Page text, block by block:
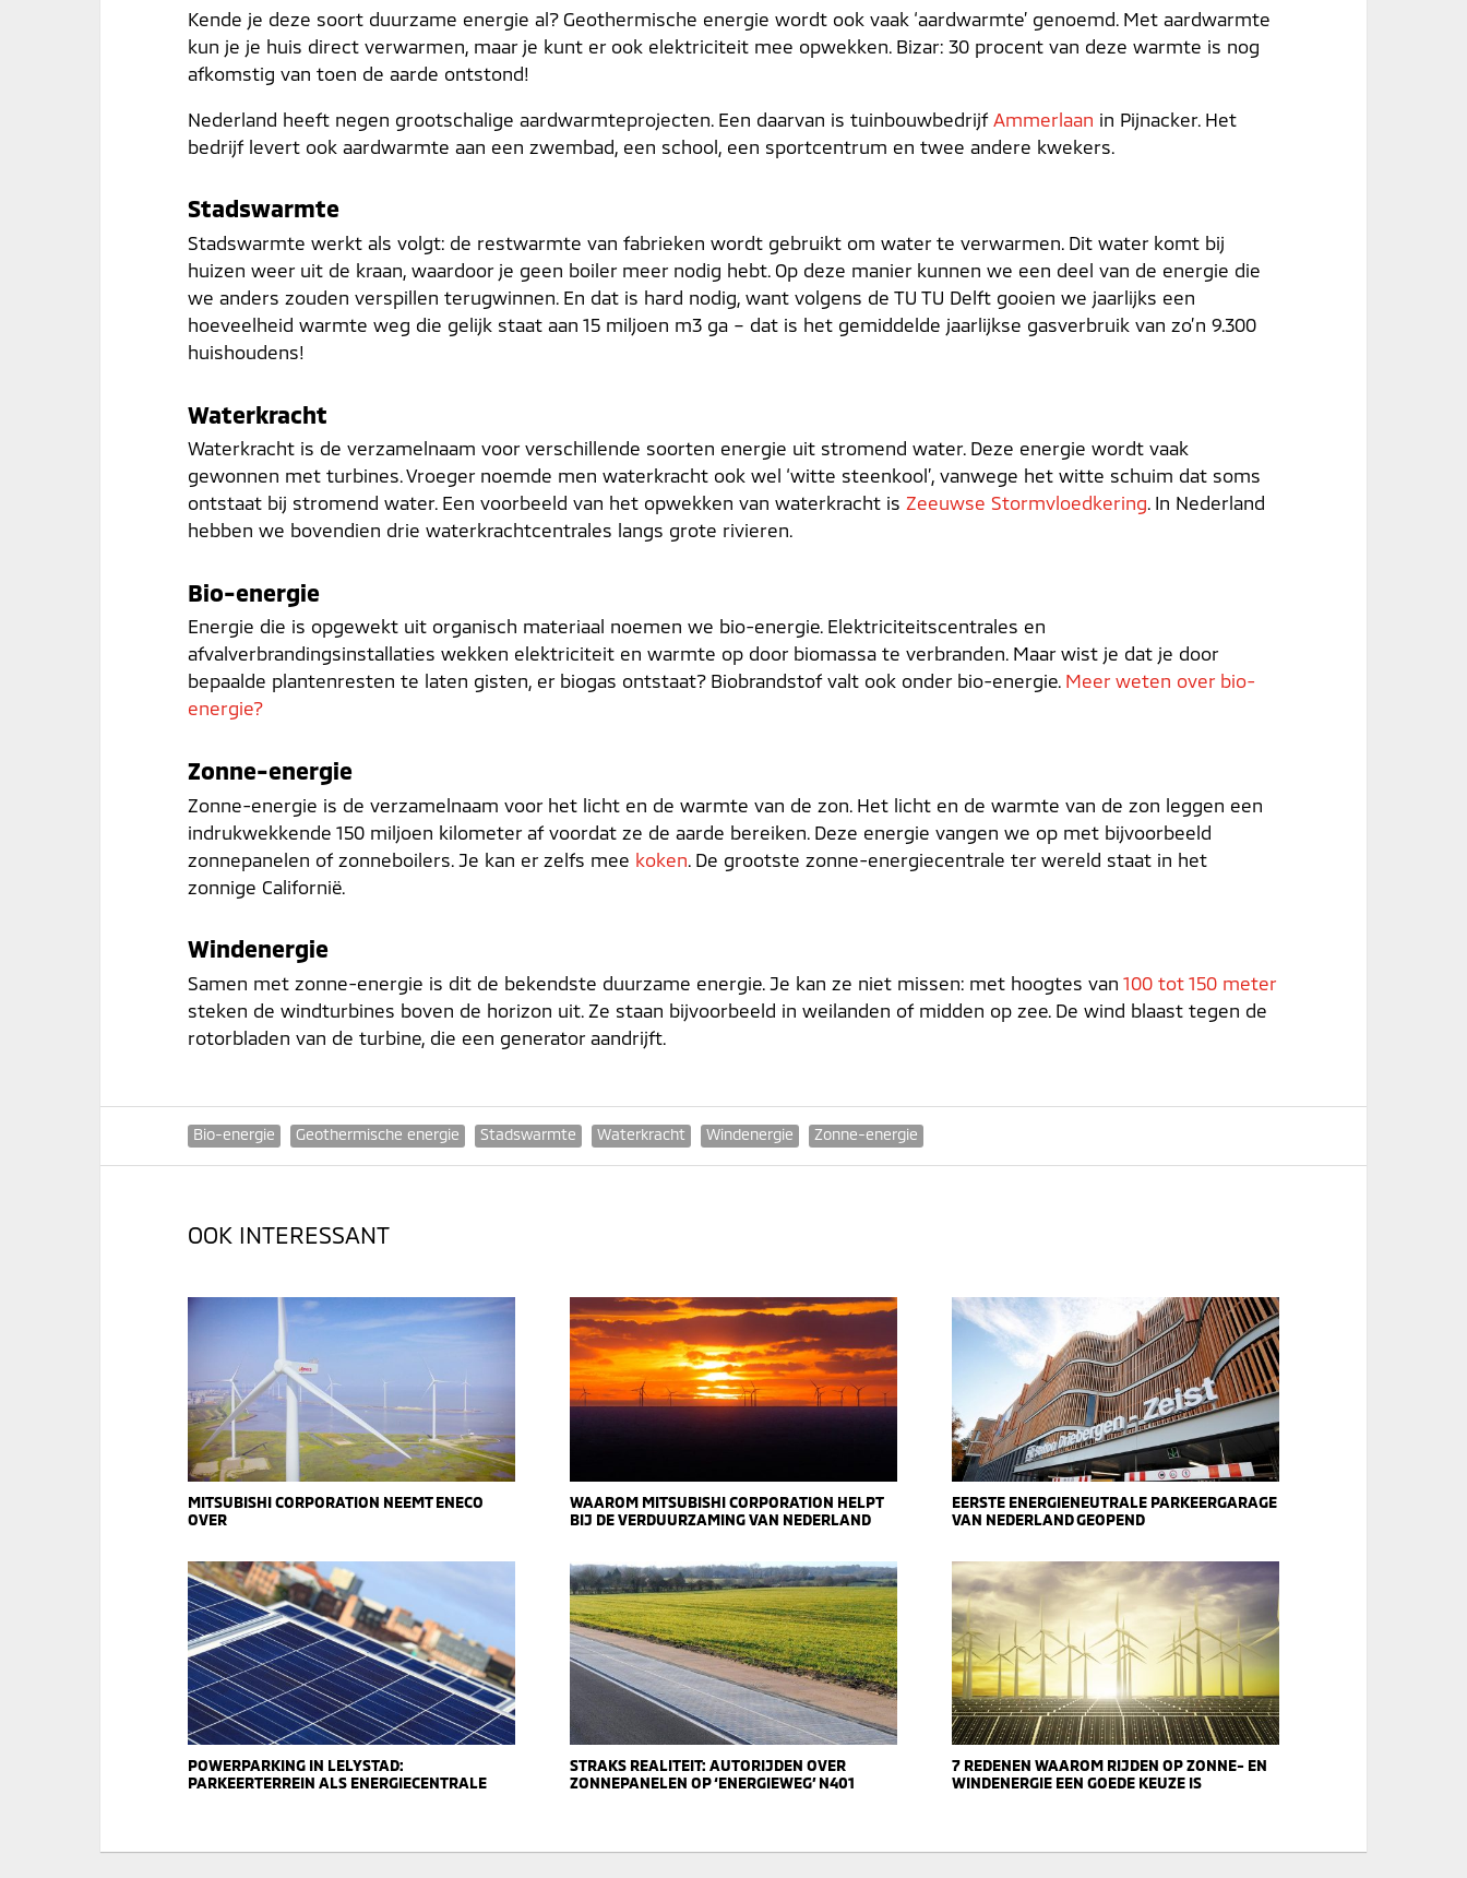
Kende je deze soort duurzame energie al? Geothermische energie wordt ook vaak ‘aardwarmte’ genoemd. Met aardwarmte
kun je je huis direct verwarmen, maar je kunt er ook elektriciteit mee opwekken. Bizar: 30 procent van deze warmte is nog
afkomstig van toen de aarde ontstond!
Nederland heeft negen grootschalige aardwarmteprojecten. Een daarvan is tuinbouwbedrijf Ammerlaan in Pijnacker. Het
bedrijf levert ook aardwarmte aan een zwembad, een school, een sportcentrum en twee andere kwekers.
Stadswarmte
Stadswarmte werkt als volgt: de restwarmte van fabrieken wordt gebruikt om water te verwarmen. Dit water komt bij
huizen weer uit de kraan, waardoor je geen boiler meer nodig hebt. Op deze manier kunnen we een deel van de energie die
we anders zouden verspillen terugwinnen. En dat is hard nodig, want volgens de TU TU Delft gooien we jaarlijks een
hoeveelheid warmte weg die gelijk staat aan 15 miljoen m3 ga – dat is het gemiddelde jaarlijkse gasverbruik van zo’n 9.300
huishoudens!
Waterkracht
Waterkracht is de verzamelnaam voor verschillende soorten energie uit stromend water. Deze energie wordt vaak
gewonnen met turbines. Vroeger noemde men waterkracht ook wel ‘witte steenkool’, vanwege het witte schuim dat soms
ontstaat bij stromend water. Een voorbeeld van het opwekken van waterkracht is Zeeuwse Stormvloedkering. In Nederland
hebben we bovendien drie waterkrachtcentrales langs grote rivieren.
Bio-energie
Energie die is opgewekt uit organisch materiaal noemen we bio-energie. Elektriciteitscentrales en
afvalverbrandingsinstallaties wekken elektriciteit en warmte op door biomassa te verbranden. Maar wist je dat je door
bepaalde plantenresten te laten gisten, er biogas ontstaat? Biobrandstof valt ook onder bio-energie. Meer weten over bio-
energie?
Zonne-energie
Zonne-energie is de verzamelnaam voor het licht en de warmte van de zon. Het licht en de warmte van de zon leggen een
indrukwekkende 150 miljoen kilometer af voordat ze de aarde bereiken. Deze energie vangen we op met bijvoorbeeld
zonnepanelen of zonneboilers. Je kan er zelfs mee koken . De grootste zonne-energiecentrale ter wereld staat in het
zonnige Californië.
Windenergie
Samen met zonne-energie is dit de bekendste duurzame energie. Je kan ze niet missen: met hoogtes van 100 tot 150 meter
steken de windturbines boven de horizon uit. Ze staan bijvoorbeeld in weilanden of midden op zee. De wind blaast tegen de
rotorbladen van de turbine, die een generator aandrijft.
Bio-energie Geothermische energie Stadswarmte Waterkracht Windenergie Zonne-energie
OOK INTERESSANT
MITSUBISHI CORPORATION NEEMT ENECO
OVER
WAAROM MITSUBISHI CORPORATION HELPT
BIJ DE VERDUURZAMING VAN NEDERLAND
EERSTE ENERGIENEUTRALE PARKEERGARAGE
VAN NEDERLAND GEOPEND
POWERPARKING IN LELYSTAD:
PARKEERTERREIN ALS ENERGIECENTRALE
STRAKS REALITEIT: AUTORIJDEN OVER
ZONNEPANELEN OP ‘ENERGIEWEG’ N401
7 REDENEN WAAROM RIJDEN OP ZONNE- EN
WINDENERGIE EEN GOEDE KEUZE IS